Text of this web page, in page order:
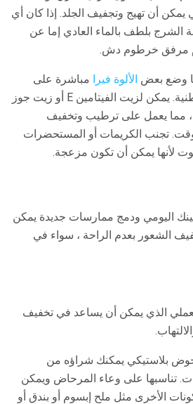
يمكن أن تهيج وتجفيف الجلد. إذا كان أي
بلطف بالماء العادي إما عن
مرفق خرطوم دش.
وضع بعض الألوة فيرا مباشرة على
الباسور باستخدام كرة قطنية. يمكن لزيت الفيتامين E أو زيت جوز
، مما يعمل على ترطيب وتخفيف
تجنب الكريمات أو المستحضرات
لأنها يمكن أن تكون مزعجة.
اليومي ودمج ممارسات جديدة يمكن
الشعور بعدم الراحة ، سواء في
الذي يمكن أن يساعد في تخفيف
بلاستيكي يمكنك شراؤه من
مقابل 10 دولارات. تناسبها على وعاء المرحاض ويمكن
الأخرى مثل ملح إبسوم أو بندق أو